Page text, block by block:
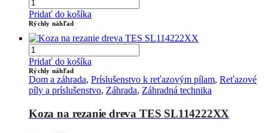
Pridať do košíka
Rýchly náhľad
Pridať do košíka
Rýchly náhľad
Dom a záhrada, Príslušenstvo k reťazovým pílam, Reťazové
píly a príslušenstvo, Záhrada, Záhradná technika
Koza na rezanie dreva TES SL114222XX